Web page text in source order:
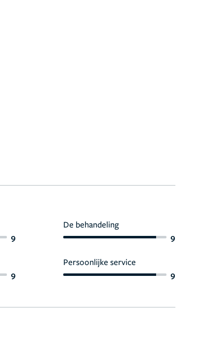
9
9
De behandeling
9
Persoonlijke service
9